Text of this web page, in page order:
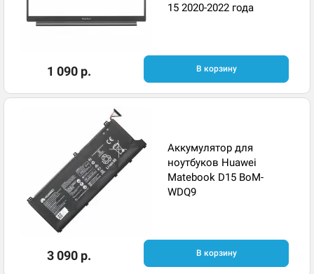
15 2020-2022 года
1 090 р. В корзину
Аккумулятор для
ноутбуков Huawei
Matebook D15 BoM-
WDQ9
3 090 р. В корзину